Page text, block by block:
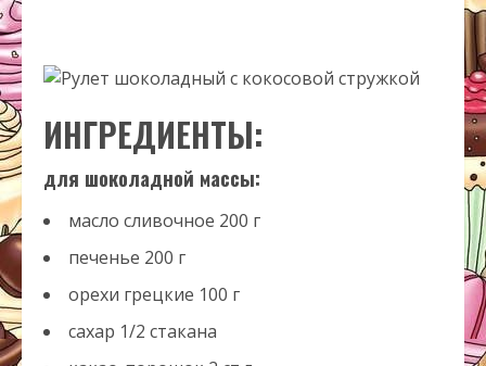
ИНГРЕДИЕНТЫ:
для шоколадной массы:
масло сливочное 200 г
печенье 200 г
орехи грецкие 100 г
сахар 1/2 стакана